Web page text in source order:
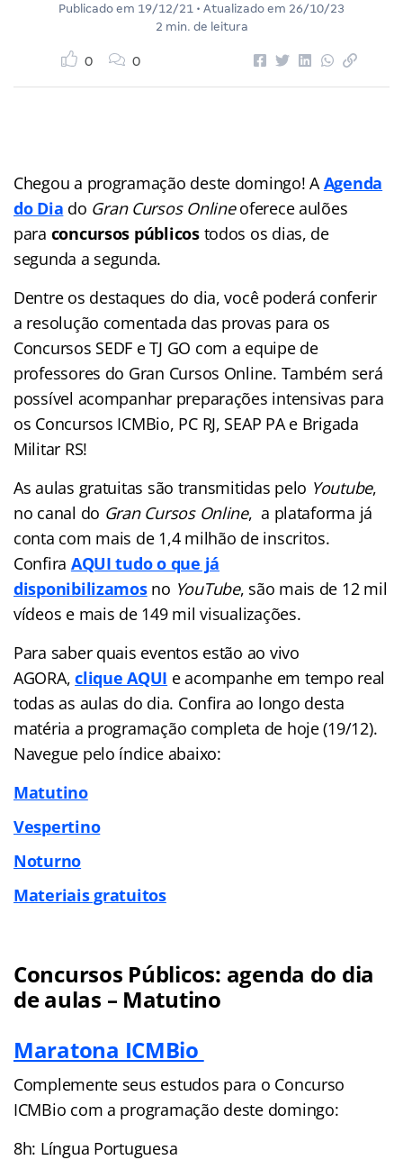
Publicado em 19/12/21 • Atualizado em 26/10/23
2 min. de leitura
0 0
Chegou a programação deste domingo! AAgenda
do Dia do Gran Cursos Onlineoferece aulões
para concursos públicos todos os dias, de
segunda a segunda.
Dentre os destaques do dia, você poderá conferir
a resolução comentada das provas para os
Concursos SEDF e TJ GO com a equipe de
professores do Gran Cursos Online. Também será
possível acompanhar preparações intensivas para
os Concursos ICMBio, PC RJ, SEAP PA e Brigada
Militar RS!
As aulas gratuitas são transmitidas pelo Youtube,
no canal do Gran Cursos Online, a plataforma já
conta com mais de 1,4 milhão de inscritos.
Confira AQUI tudo o que já
disponibilizamosno YouTube, são mais de 12 mil
vídeos e mais de 149 mil visualizações.
Para saber quais eventos estão ao vivo
AGORA,clique AQUI e acompanhe em tempo real
todas as aulas do dia. Confira ao longo desta
matéria a programação completa de hoje (19/12).
Navegue pelo índice abaixo:
Matutino
Vespertino
Noturno
Materiais gratuitos
Concursos Públicos: agenda do dia
de aulas – Matutino
Maratona ICMBio
Complemente seus estudos para o Concurso
ICMBio com a programação deste domingo:
8h: Língua Portuguesa